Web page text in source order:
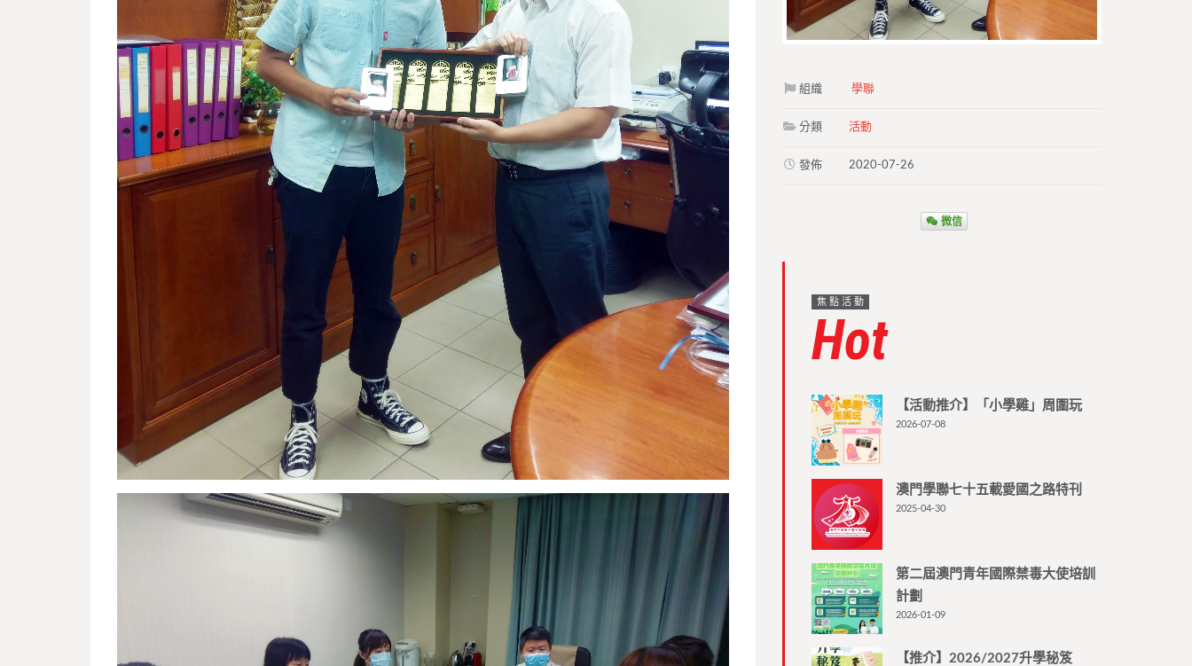
組織 學聯
分類 活動
發佈 2020-07-26
微信
焦點活動
Hot
【活動推介】「小學雞」周圍玩
2026-07-08
澳門學聯七十五載愛國之路特刊
2025-04-30
第二屆澳門青年國際禁毒大使培訓
計劃
2026-01-09
【推介】2026/2027升學秘笈